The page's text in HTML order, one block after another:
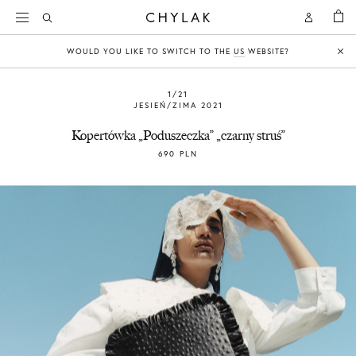
Open
Account
Open
Search
WOULD YOU LIKE TO SWITCH TO THE US WEBSITE?
1/21
JESIEŃ/ZIMA 2021
Kopertówka „Poduszeczka” „czarny struś”
690 PLN